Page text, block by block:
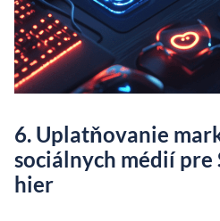
6. Uplatňovanie
sociálnych médií pre
hier